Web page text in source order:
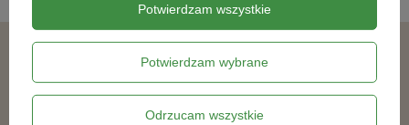
Potwierdzam wybrane
Odrzucam wszystkie
Potwierdzam wszystkie